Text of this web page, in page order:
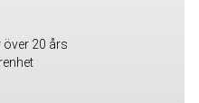
över 20 års